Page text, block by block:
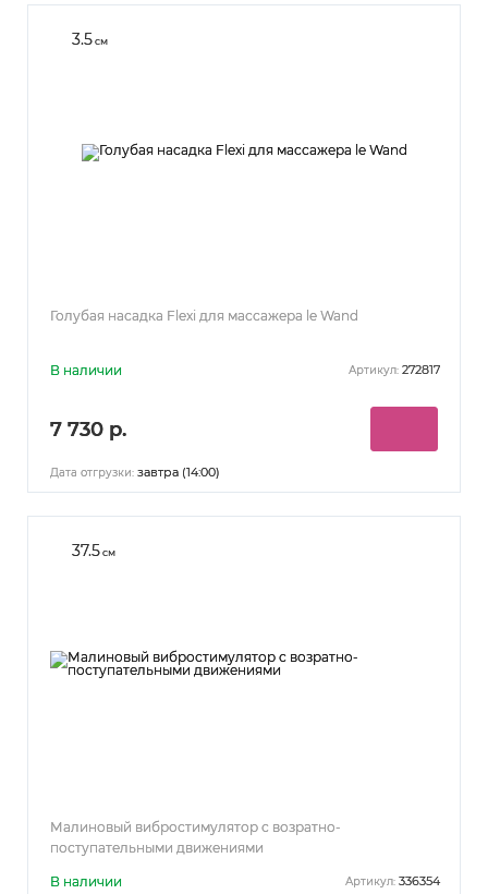
3.5см
Голубая насадка Flexi для массажера le Wand
В наличии Артикул: 272817
7 730 р.
Дата отгрузки: завтра (14:00)
37.5см
Малиновый вибростимулятор с возратно-
поступательными движениями
В наличии Артикул: 336354